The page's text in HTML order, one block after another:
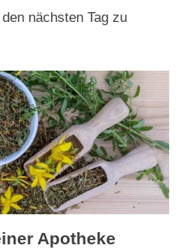
nächsten Tag zu
Apotheke